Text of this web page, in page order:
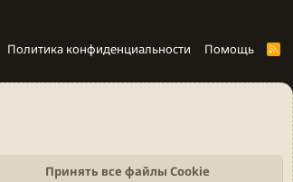
Политика конфиденциальности Помощь
R
Принять все файлы Cookie